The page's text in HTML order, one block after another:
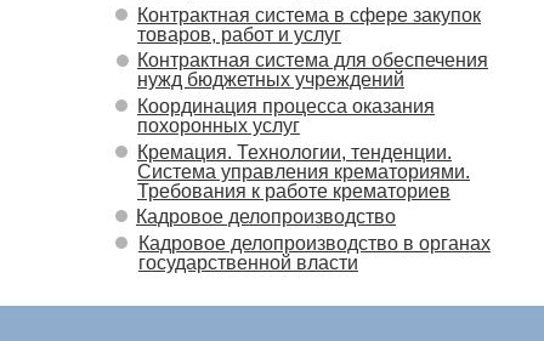
Контрактная система в сфере закупок
товаров, работ и услуг
Контрактная система для обеспечения
нужд бюджетных учреждений
Координация процесса оказания
похоронных услуг
Кремация. Технологии, тенденции.
Система управления крематориями.
Требования к работе крематориев
Кадровое делопроизводство
Кадровое делопроизводство в органах
государственной власти